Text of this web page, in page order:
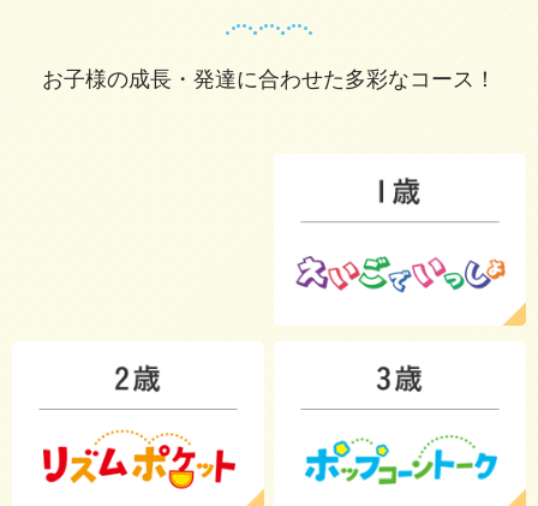
お子様の成長・発達に合わせた多彩なコース！